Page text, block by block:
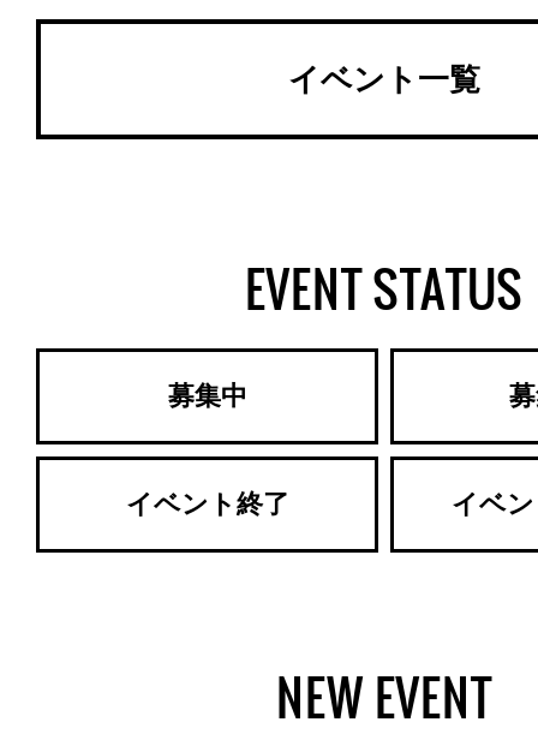
イベント一覧
EVENT STATUS
募集中
イベント終了 イベ
NEW EVENT